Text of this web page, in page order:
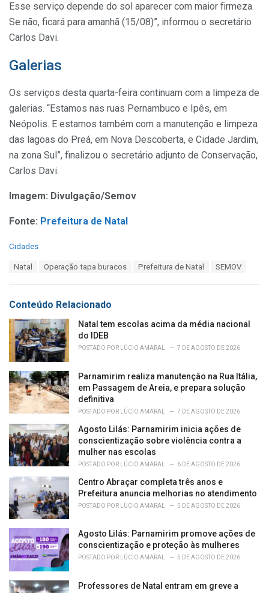
Esse serviço depende do sol aparecer com maior firmeza.
Se não, ficará para amanhã (15/08)”, informou o secretário
Carlos Davi.
Galerias
Os serviços desta quarta-feira continuam com a limpeza de
galerias. “Estamos nas ruas Pernambuco e Ipês, em
Neópolis. E estamos também com a manutenção e limpeza
das lagoas do Preá, em Nova Descoberta, e Cidade Jardim,
na zona Sul”, finalizou o secretário adjunto de Conservação,
Carlos Davi.
Imagem: Divulgação/Semov
Fonte: Prefeitura de Natal
C
o
r
i
e
s
:
Cidades
:
Natal Operação tapa buracos Prefeitura de Natal SEMOV
Conteúdo Relacionado
Natal tem escolas acima da média nacional
do IDEB
POSTADO POR LÚCIO AMARAL 7 DE AGOSTO DE 2026
Parnamirim realiza manutenção na Rua Itália,
em Passagem de Areia, e prepara solução
definitiva
POSTADO POR LÚCIO AMARAL 7 DE AGOSTO DE 2026
Agosto Lilás: Parnamirim inicia ações de
conscientização sobre violência contra a
mulher nas escolas
POSTADO POR LÚCIO AMARAL 6 DE AGOSTO DE 2026
Centro Abraçar completa três anos e
Prefeitura anuncia melhorias no atendimento
POSTADO POR LÚCIO AMARAL 5 DE AGOSTO DE 2026
Agosto Lilás: Parnamirim promove ações de
conscientização e proteção às mulheres
POSTADO POR LÚCIO AMARAL 5 DE AGOSTO DE 2026
Professores de Natal entram em greve a